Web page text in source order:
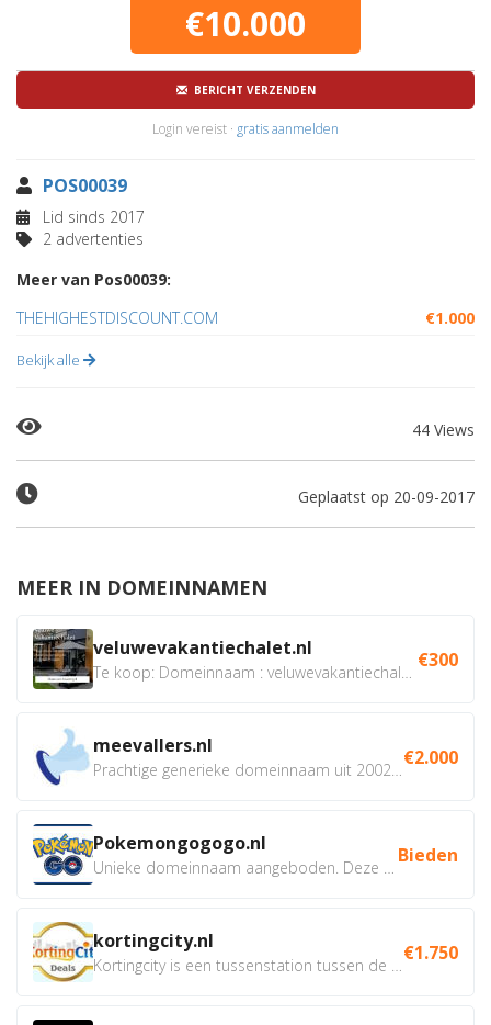
€10.000
BERICHT VERZENDEN
Login vereist · gratis aanmelden
POS00039
Lid sinds 2017
2 advertenties
Meer van Pos00039:
THEHIGHESTDISCOUNT.COM
€1.000
Bekijk alle
44 Views
Geplaatst op 20-09-2017
MEER IN DOMEINNAMEN
veluwevakantiechalet.nl €300
meevallers.nl €2.000
Pokemongogogo.nl Bieden
kortingcity.nl €1.750